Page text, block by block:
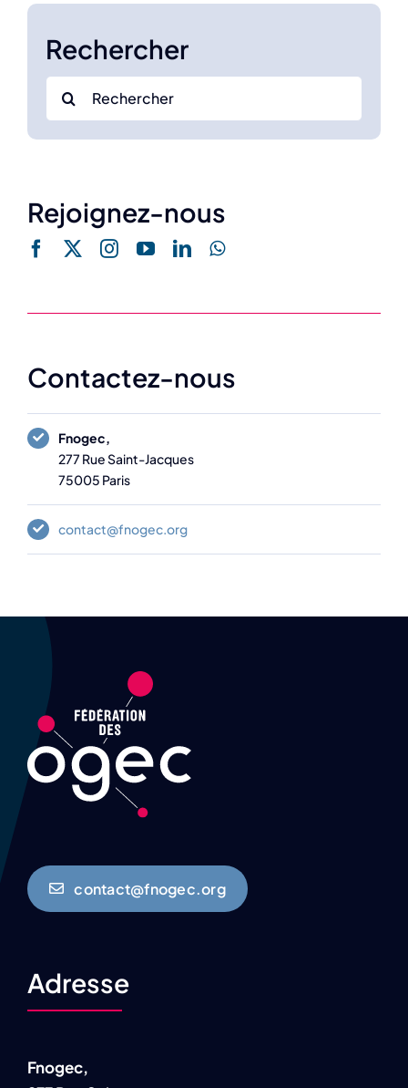
Rechercher
Search
for:
Rejoignez-nous
Contactez-nous
Fnogec,
277 Rue Saint-Jacques
75005 Paris
contact@fnogec.org
contact@fnogec.org
Adresse
Fnogec,